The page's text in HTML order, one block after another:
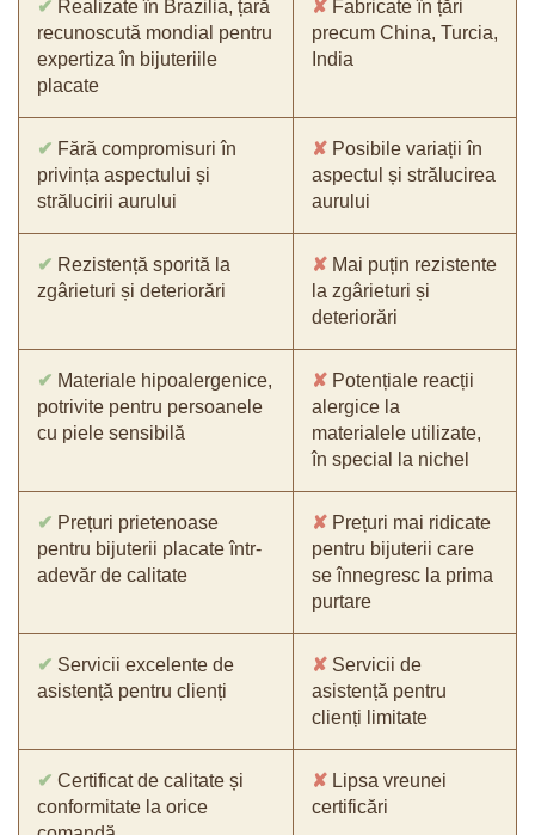
✔ Realizate în Brazilia, țară
recunoscută mondial pentru
expertiza în bijuteriile
placate
✘ Fabricate în țări
precum China, Turcia,
India
✔ Fără compromisuri în
privința aspectului și
strălucirii aurului
✘ Posibile variații în
aspectul și strălucirea
aurului
✔ Rezistență sporită la
zgârieturi și deteriorări
✘ Mai puțin rezistente
la zgârieturi și
deteriorări
✔ Materiale hipoalergenice,
potrivite pentru persoanele
cu piele sensibilă
✘ Potențiale reacții
alergice la
materialele utilizate,
în special la nichel
✔ Prețuri prietenoase
pentru bijuterii placate într-
adevăr de calitate
✘ Prețuri mai ridicate
pentru bijuterii care
se înnegresc la prima
purtare
✔ Servicii excelente de
asistență pentru clienți
✘ Servicii de
asistență pentru
clienți limitate
✔ Certificat de calitate și
conformitate la orice
✘ Lipsa vreunei
certificări